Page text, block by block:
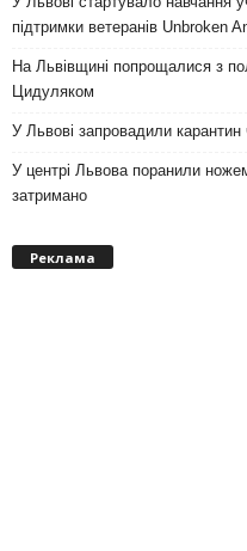
підтримки ветеранів Unbroken
На Львівщині попрощалися з
Цидуляком
У Львові запровадили
У центрі Львова поранили
затримано
Реклама